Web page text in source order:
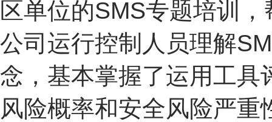
区单位的SMS专题培训，
公司运行控制人员理解
念，基本掌握了运用工具
风险概率和安全风险严重